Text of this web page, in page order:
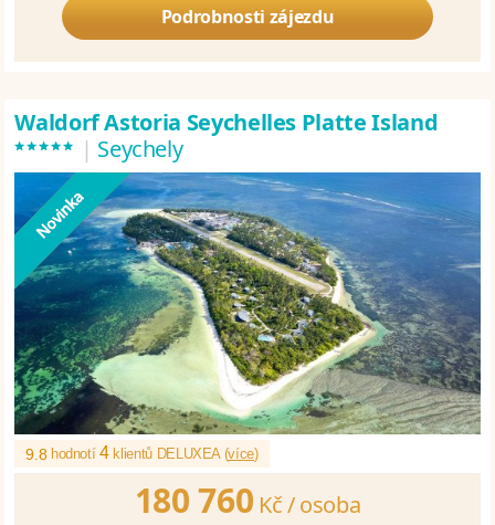
Podrobnosti zájezdu
Waldorf Astoria Seychelles Platte Island
***** | Seychely
9.8 hodnotí4klientů DELUXEA (více)
180 760 Kč /osoba